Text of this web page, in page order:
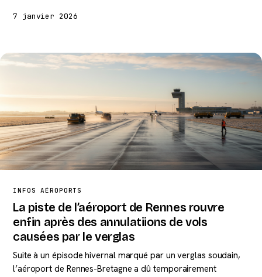
7 janvier 2026
INFOS AÉROPORTS
La piste de l’aéroport de Rennes rouvre
enfin après des annulatiions de vols
causées par le verglas
Suite à un épisode hivernal marqué par un verglas soudain,
l’aéroport de Rennes-Bretagne a dû temporairement